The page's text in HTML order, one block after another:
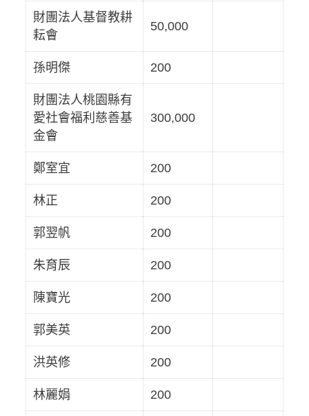
財團法人基督教耕
耘會
50,000
孫明傑 200
財團法人桃園縣有
愛社會福利慈善基
金會
300,000
鄭室宜 200
林正 200
郭翌帆 200
朱育辰 200
陳寶光 200
郭美英 200
洪英修 200
林麗娟 200